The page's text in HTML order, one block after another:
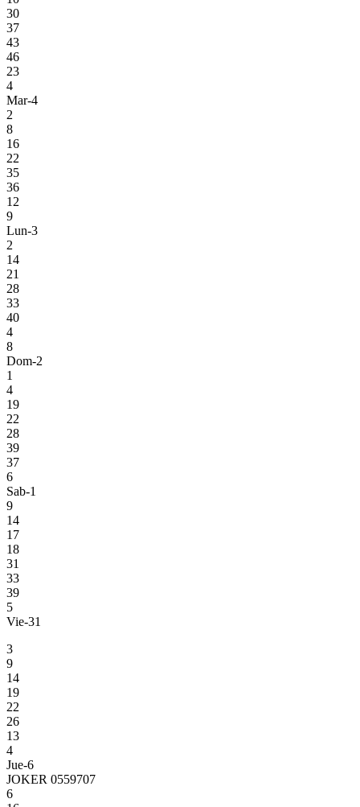
30
37
43
46
23
4
Mar-4
2
8
16
22
35
36
12
9
Lun-3
2
14
21
28
33
40
4
8
Dom-2
1
4
19
22
28
39
37
6
Sab-1
9
14
17
18
31
33
39
5
Vie-31
3
9
14
19
22
26
13
4
Jue-6
JOKER 0559707
6